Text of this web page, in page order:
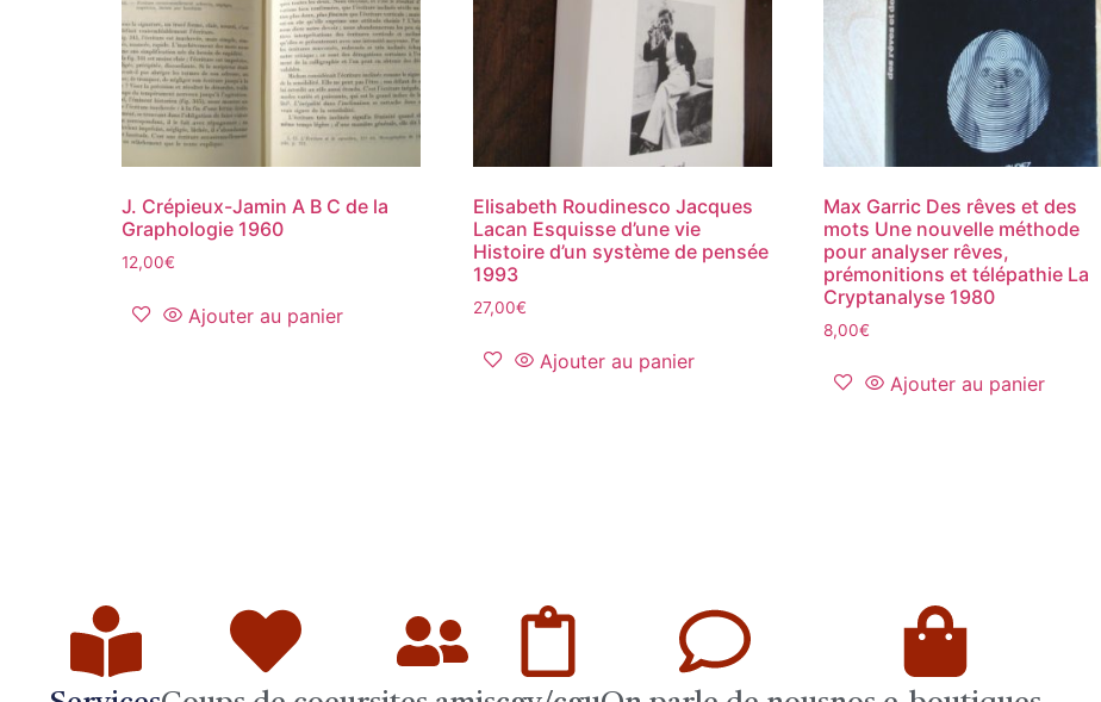
J. Crépieux-Jamin A B C de la
Graphologie 1960
12,00€
Ajouter au panier
Elisabeth Roudinesco Jacques
Lacan Esquisse d’une vie
Histoire d’un système de pensée
1993
27,00€
Ajouter au panier
Max Garric Des rêves et des
mots Une nouvelle méthode
pour analyser rêves,
prémonitions et télépathie La
Cryptanalyse 1980
8,00€
Ajouter au panier